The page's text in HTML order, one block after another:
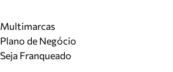
Multimarcas
Plano de Negócio
Seja Franqueado